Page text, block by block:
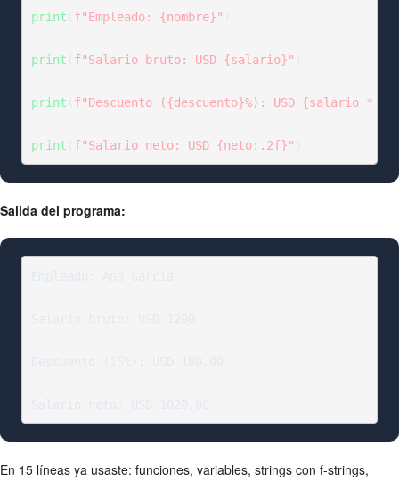
print f"Empleado: {nombre}"
print f"Salario bruto: USD {salario}"
print f"Descuento ({descuento}%): USD {salario *
print f"Salario neto: USD {neto:.2f}"
Salida del programa:
En 15 líneas ya usaste: funciones, variables, strings con f-strings,